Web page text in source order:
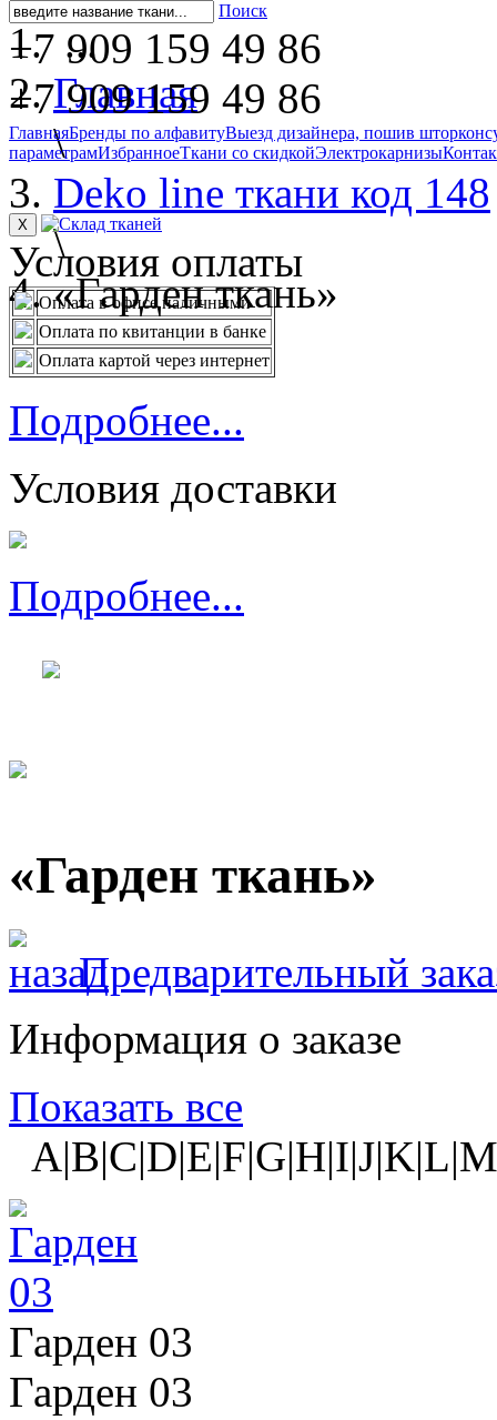
...
Главная
\
Deko line ткани код 148
\
«Гарден ткань»
Поиск
+7 909 159 49 86
+7 909 159 49 86
ГлавнаяБренды по алфавитуВыезд дизайнера, пошив штор
параметрамИзбранноеТкани со скидкойЭлектрокарнизы
X
Условия оплаты
Оплата в офисе наличными
Оплата по квитанции в банке
Оплата картой через интернет
Подробнее...
Условия доставки
Подробнее...
«Гарден ткань»
Предварительный
Информация о заказе
Показать все
Гарден 03
Гарден 03